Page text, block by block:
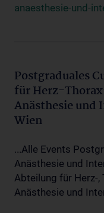
anaesthesie-und-
Postgraduales
für Herz-
Anästhesie
Wien
...Alle Events
Anästhesie und
Abteilung für Herz-,
Anästhesie und